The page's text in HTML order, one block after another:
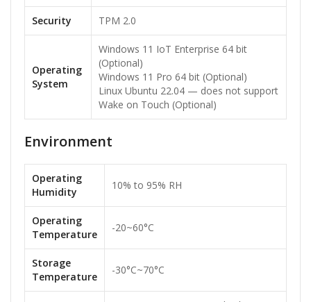
Security TPM 2.0
Operating
System
Windows 11 IoT Enterprise 64 bit
(Optional)
Windows 11 Pro 64 bit (Optional)
Linux Ubuntu 22.04 — does not support
Wake on Touch (Optional)
Environment
Operating
Humidity
10% to 95% RH
Operating
Temperature
-20~60°C
Storage
Temperature
-30°C~70°C